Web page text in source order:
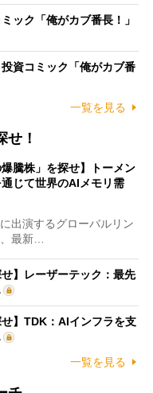
ック「俺がカブ番長！」
資コミック「俺がカブ番
一覧を見る
せ！
爆騰株」を探せ】トーメン
じて世界のAIメモリ需
出演するグローバルリン
最新…
】レーザーテック：最先
せ】TDK：AIインフラを支
一覧を見る